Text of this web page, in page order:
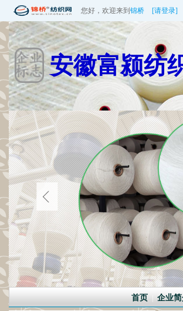
您好，欢迎来到 锦桥 [请登录]
安徽富颍纺
首页 企业